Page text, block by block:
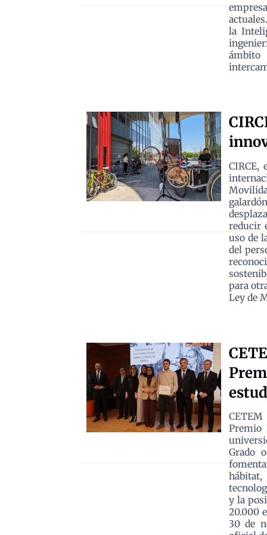
la
CIRCE,
reducir
uso de
del
para
Ley de
Premio
Grado
hábitat,
y la
20.000
30 de